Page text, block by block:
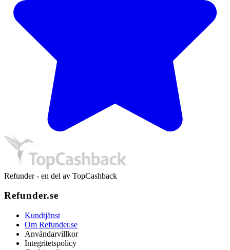
Refunder - en del av TopCashback
Refunder.se
Kundtjänst
Om Refunder.se
Användarvillkor
Integritetspolicy